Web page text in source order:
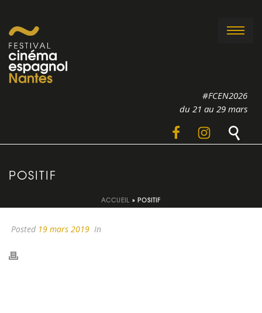
#FCEN2026
du 21 au 29 mars
POSITIF
ACCUEIL » POSITIF
Posted 19 mars 2019 In